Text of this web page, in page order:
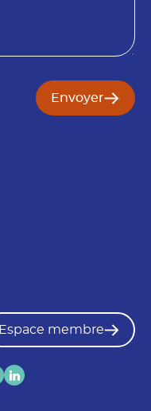
Envoyer
Espace membre